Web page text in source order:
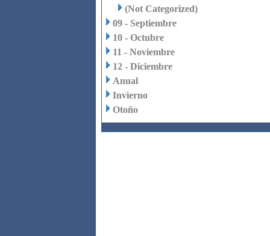
(Not Categorized)
09 - Septiembre
10 - Octubre
11 - Noviembre
12 - Diciembre
Anual
Invierno
Otoño